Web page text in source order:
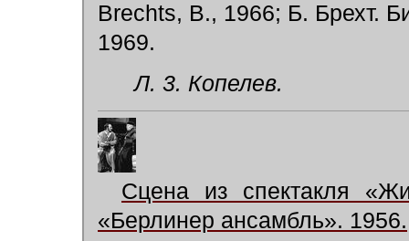
Brechts, B., 1966; Б. Брехт.
1969.
Л. 3. Копелев.
Сцена из спектакля
«Берлинер ансамбль». 1956.